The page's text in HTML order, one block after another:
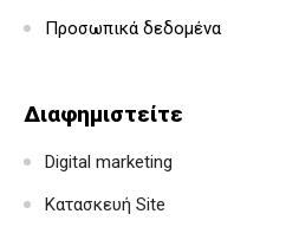
Προσωπικά δεδομένα
Διαφημιστείτε
Digital marketing
Κατασκευή Site